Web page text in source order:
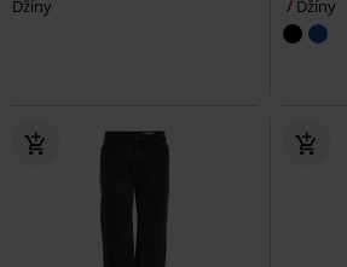
Džíny
Džíny